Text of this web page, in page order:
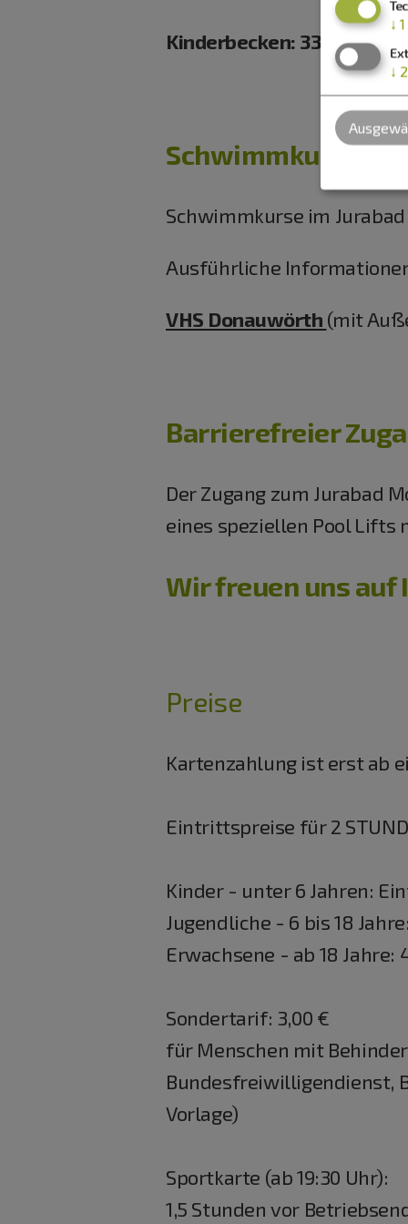
Kinderbecken: 33,0 °C
Schwimmkurse im
Schwimmkurse im
Ausführliche
VHS Donauwörth (mit
Barrierefreier
Der Zugang zum Jurabad
eines speziellen Pool Lifts
Wir freuen uns auf
Preise
Kartenzahlung ist erst ab
Eintrittspreise für 2
Kinder - unter 6 Jahren:
Jugendliche - 6 bis 18
Erwachsene - ab 18 Jahre:
Sondertarif: 3,00 €
für Menschen mit
Bundesfreiwilligendienst,
Vorlage)
Sportkarte (ab 19:30 Uhr):
1,5 Stunden vor
↓ 1
↓ 2